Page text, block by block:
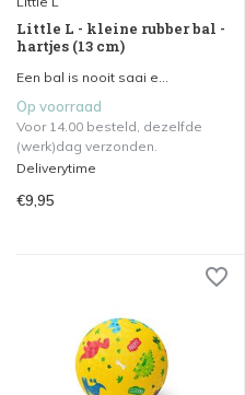
Little L - kleine rubber bal -
hartjes (13 cm)
Een bal is nooit saai e...
Op voorraad
Voor 14.00 besteld, dezelfde
(werk)dag verzonden.
Deliverytime
€9,95